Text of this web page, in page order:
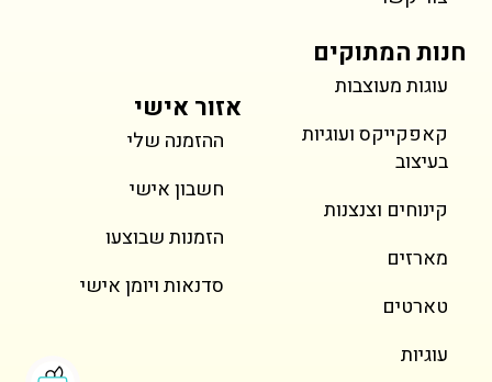
חנות המתוקים
עוגות מעוצבות
קאפקייקס ועוגיות
בעיצוב
קינוחים וצנצנות
מארזים
טארטים
עוגיות
אזור אישי
ההזמנה שלי
חשבון אישי
הזמנות שבוצעו
סדנאות ויומן אישי